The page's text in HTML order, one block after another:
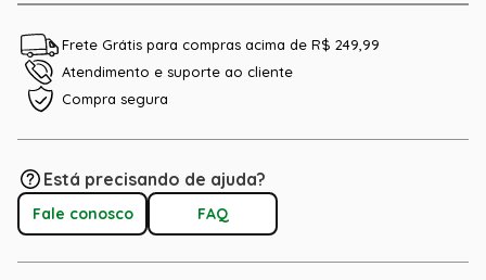
Frete Grátis para compras acima de R$ 249,99
Atendimento e suporte ao cliente
Compra segura
Está precisando de ajuda?
Fale conosco FAQ